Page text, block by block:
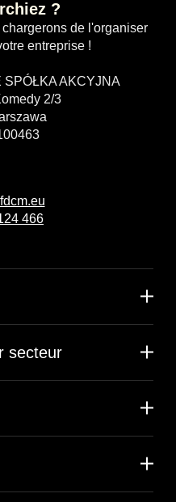
?
de l'organiser
entreprise !
SPÓŁKA AKCYJNA
2/3
466
secteur